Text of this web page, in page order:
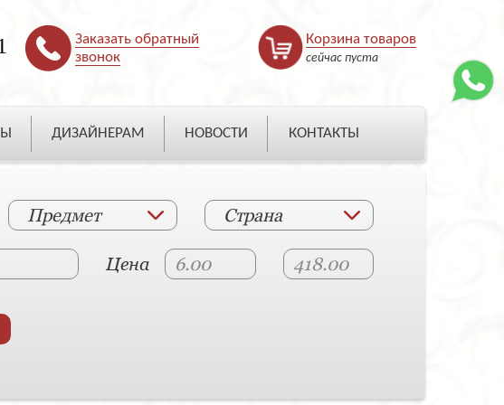
Заказать обратный
звонок
Корзина товаров
сейчас пуста
ДИЗАЙНЕРАМ НОВОСТИ КОНТАКТЫ
Предмет Страна
Цена